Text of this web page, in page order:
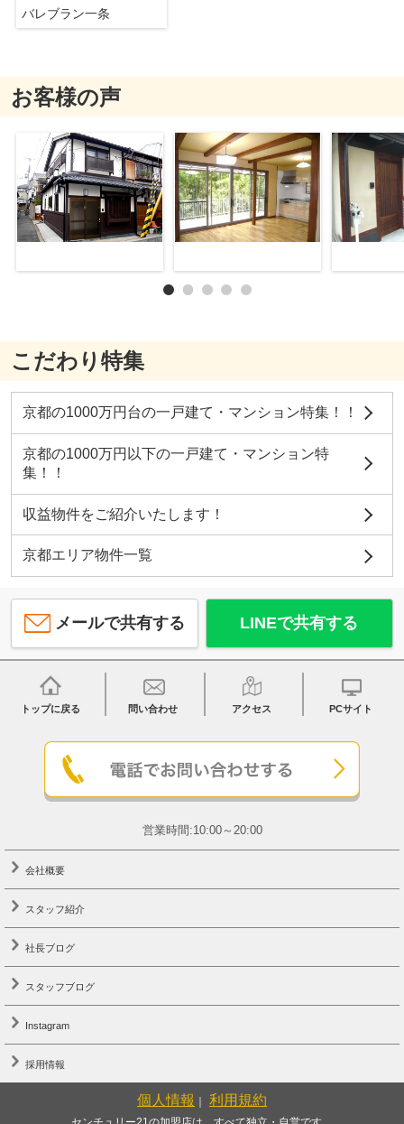
バレブラン一条
お客様の声
こだわり特集
京都の1000万円台の一戸建て・マンション特集！！
京都の1000万円以下の一戸建て・マンション特
集！！
収益物件をご紹介いたします！
京都エリア物件一覧
メールで共有する LINEで共有する
トップに戻る 問い合わせ アクセス PCサイト
営業時間:10:00～20:00
会社概要
スタッフ紹介
社長ブログ
スタッフブログ
Instagram
採用情報
個人情報 ｜ 利用規約